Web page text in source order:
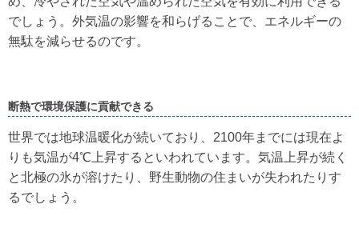
でしょう。外気温の影響を和らげることで、エネルギーの
無駄を減らせるのです。
断熱で環境保護に貢献できる
世界では地球温暖化が続いており、2100年までには現在よ
りも気温が4℃上昇するといわれています。気温上昇が続く
と北極の氷が溶けたり、野生動物の住まいが失われたりす
るでしょう。